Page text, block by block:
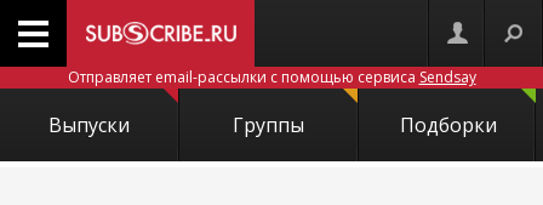
Отправляет email-рассылки с помощью сервиса Sendsay
Выпуски Группы Подборки